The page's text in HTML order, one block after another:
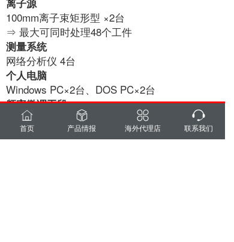
离子源
100mm离子束矩形型 ×2台
⇒ 最大可同时处理48个工件
测量系统
网络分析仪 4台
个人电脑
Windows PC×2台、DOS PC×2台
频率微调工段
2阶段 （H, LL)
首页 产品情报 海外代理店 联系我们